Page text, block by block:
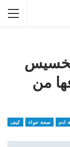
من
ادم صحة حواء كيف